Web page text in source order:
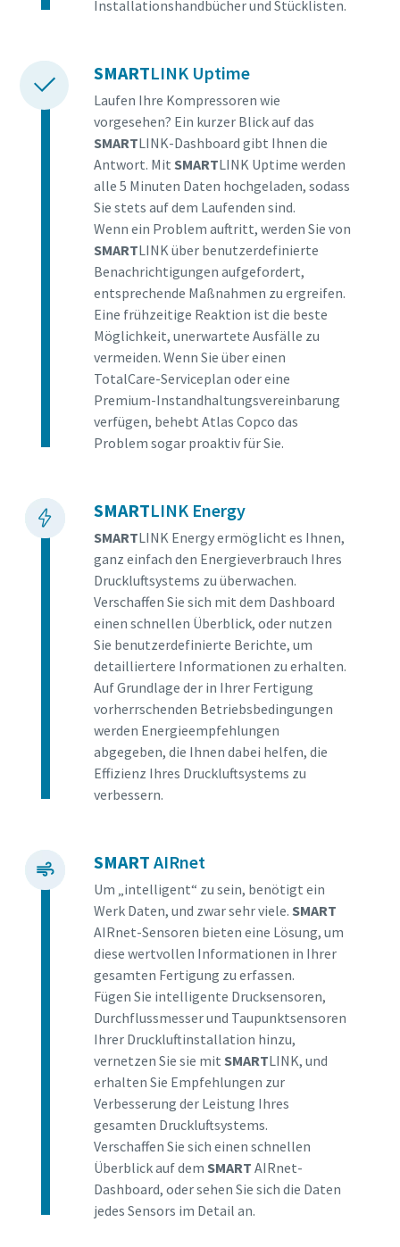
Installationshandbücher und Stücklisten.
SMARTLINK Uptime
Laufen Ihre Kompressoren wie
vorgesehen? Ein kurzer Blick auf das
SMARTLINK-Dashboard gibt Ihnen die
Antwort. Mit SMARTLINK Uptime werden
alle 5 Minuten Daten hochgeladen, sodass
Sie stets auf dem Laufenden sind.
Wenn ein Problem auftritt, werden Sie von
SMARTLINK über benutzerdefinierte
Benachrichtigungen aufgefordert,
entsprechende Maßnahmen zu ergreifen.
Eine frühzeitige Reaktion ist die beste
Möglichkeit, unerwartete Ausfälle zu
vermeiden. Wenn Sie über einen
TotalCare-Serviceplan oder eine
Premium-Instandhaltungsvereinbarung
verfügen, behebt Atlas Copco das
Problem sogar proaktiv für Sie.
SMARTLINK Energy
SMARTLINK Energy ermöglicht es Ihnen,
ganz einfach den Energieverbrauch Ihres
Druckluftsystems zu überwachen.
Verschaffen Sie sich mit dem Dashboard
einen schnellen Überblick, oder nutzen
Sie benutzerdefinierte Berichte, um
detailliertere Informationen zu erhalten.
Auf Grundlage der in Ihrer Fertigung
vorherrschenden Betriebsbedingungen
werden Energieempfehlungen
abgegeben, die Ihnen dabei helfen, die
Effizienz Ihres Druckluftsystems zu
verbessern.
SMART AIRnet
Um „intelligent“ zu sein, benötigt ein
Werk Daten, und zwar sehr viele. SMART
AIRnet-Sensoren bieten eine Lösung, um
diese wertvollen Informationen in Ihrer
gesamten Fertigung zu erfassen.
Fügen Sie intelligente Drucksensoren,
Durchflussmesser und Taupunktsensoren
Ihrer Druckluftinstallation hinzu,
vernetzen Sie sie mit SMARTLINK, und
erhalten Sie Empfehlungen zur
Verbesserung der Leistung Ihres
gesamten Druckluftsystems.
Verschaffen Sie sich einen schnellen
Überblick auf dem SMART AIRnet-
Dashboard, oder sehen Sie sich die Daten
jedes Sensors im Detail an.